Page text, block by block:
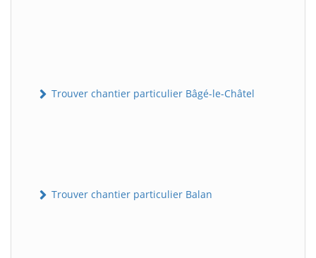
Trouver chantier particulier Bâgé-le-Châtel
Trouver chantier particulier Balan